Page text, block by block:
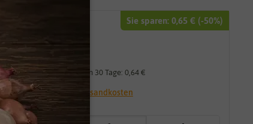
Sie sparen: 0,65 € (-50%)
0,65 €
Niedrigster Preis der letzten 30 Tage: 0,64 €
* inkl. 7% MwSt. zzgl. Versandkosten